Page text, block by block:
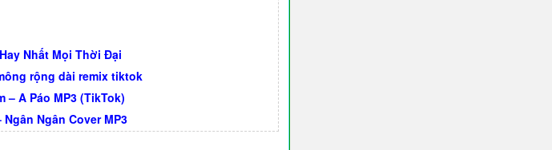
Nhất Mọi Thời Đại
rộng dài remix tiktok
– A Páo MP3 (TikTok)
Ngân Cover MP3